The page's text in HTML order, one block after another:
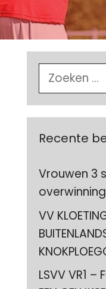
Zoek
naar:
Recente
Vrouwen 3
overwinning
VV
LSVV VR1 –